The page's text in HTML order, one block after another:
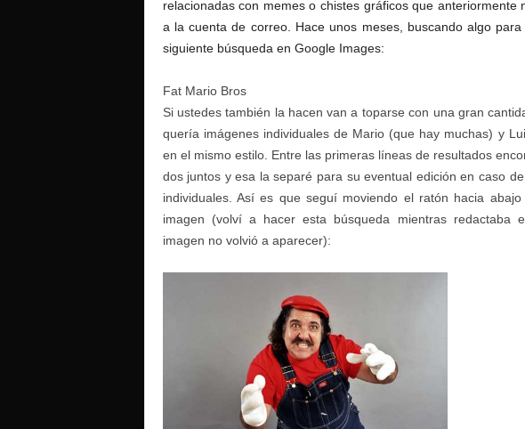
relacionadas con memes o chistes gráficos que
a la cuenta de correo. Hace unos meses, buscando algo
siguiente búsqueda en Google Images:
Fat Mario Bros
Si ustedes también la hacen van a toparse con una gran
quería imágenes individuales de Mario (que hay muchas) y
en el mismo estilo. Entre las primeras líneas de resultados
dos juntos y esa la separé para su eventual edición en caso
individuales. Así es que seguí moviendo el ratón hacia
imagen (volví a hacer esta búsqueda mientras redactaba
imagen no volvió a aparecer):